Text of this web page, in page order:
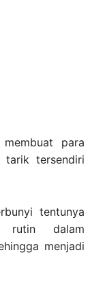
para
tersendiri
tentunya
rutin dalam
menjadi